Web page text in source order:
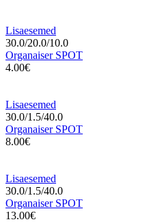
Lisaesemed
30.0/20.0/10.0
Organaiser SPOT
4.00€
Lisaesemed
30.0/1.5/40.0
Organaiser SPOT
8.00€
Lisaesemed
30.0/1.5/40.0
Organaiser SPOT
13.00€